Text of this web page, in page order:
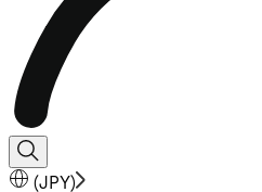
(JPY)